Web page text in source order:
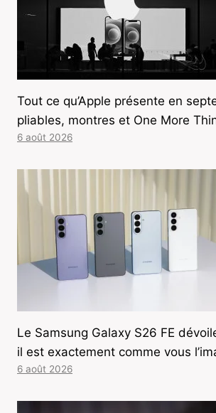
Tout ce qu’Apple présente en
pliables, montres et One More
6 août 2026
Le Samsung Galaxy S26 FE
il est exactement comme vous
6 août 2026